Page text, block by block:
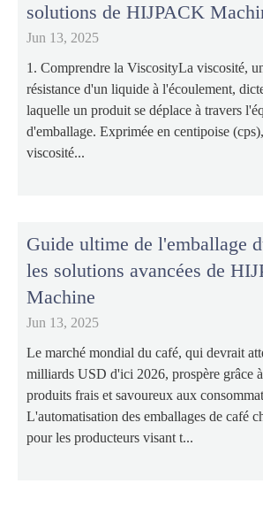
solutions de HIJPACK
Jun 13, 2025
1. Comprendre la ViscosityLa viscosité,
résistance d'un liquide à l'écoulement,
laquelle un produit se déplace à travers
d'emballage. Exprimée en centipoise
viscosité...
Guide ultime de l'emballage
les solutions avancées de
Machine
Jun 13, 2025
Le marché mondial du café, qui devrait
milliards USD d'ici 2026, prospère grâce
produits frais et savoureux aux
L'automatisation des emballages de café
pour les producteurs visant t...